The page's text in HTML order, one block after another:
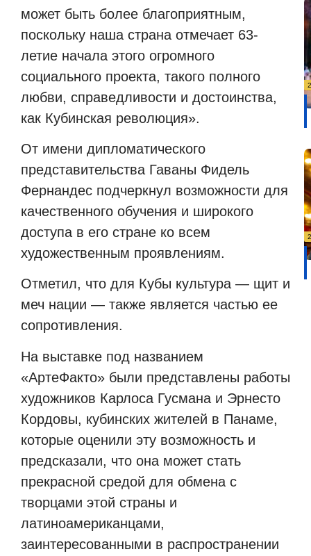
может быть более благоприятным,
поскольку наша страна отмечает 63-
летие начала этого огромного
социального проекта, такого полного
любви, справедливости и достоинства,
как Кубинская революция».
От имени дипломатического
представительства Гаваны Фидель
Фернандес подчеркнул возможности для
качественного обучения и широкого
доступа в его стране ко всем
художественным проявлениям.
Отметил, что для Кубы культура — щит и
меч нации — также является частью ее
сопротивления.
На выставке под названием
«АртеФакто» были представлены работы
художников Карлоса Гусмана и Эрнесто
Кордовы, кубинских жителей в Панаме,
которые оценили эту возможность и
предсказали, что она может стать
прекрасной средой для обмена с
творцами этой страны и
латиноамериканцами,
заинтересованными в распространении